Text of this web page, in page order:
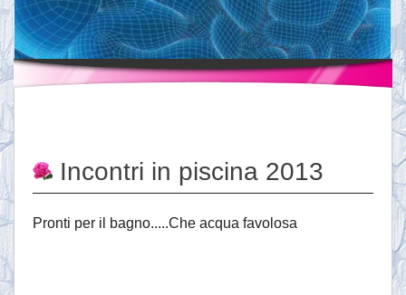
Uscite
Eventi
News
Servizi
Documentazione
Incontri in piscina 2013
Pronti per il bagno.....Che acqua favolosa